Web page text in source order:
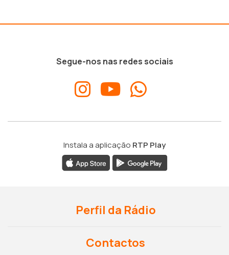
Segue-nos nas redes sociais
Instala a aplicação RTP Play
Perfil da Rádio
Contactos